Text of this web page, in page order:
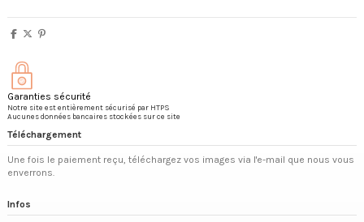
Garanties sécurité
Notre site est entièrement sécurisé par HTPS
Aucunes données bancaires stockées sur ce site
Téléchargement
Une fois le paiement reçu, téléchargez vos images via l'e-mail que nous vous
enverrons.
Infos